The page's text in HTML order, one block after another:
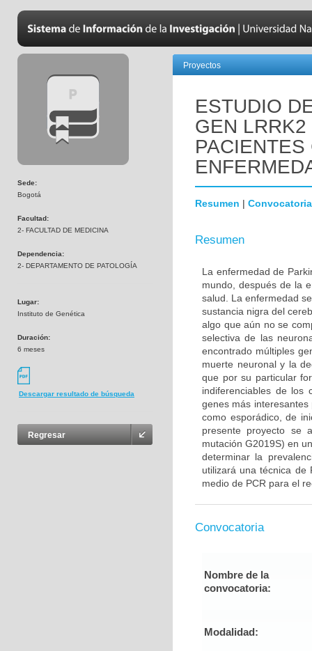
Sede:
Bogotá
Facultad:
2- FACULTAD DE MEDICINA
Dependencia:
2- DEPARTAMENTO DE PATOLOGÍA
Lugar:
Instituto de Genética
Duración:
6 meses
Descargar resultado de búsqueda
Regresar
Proyectos
ESTUDIO
GEN LRRK2
Resumen | Convocatoria
Resumen
La enfermedad de
mundo, después de la
salud. La enfermedad
sustancia nigra del
algo que aún no se
selectiva de las
encontrado múltiples
muerte neuronal y la
que por su particular
indiferenciables de los
genes más
como esporádico, de
presente proyecto se
mutación G2019S) en
determinar la
utilizará una técnica de
medio de PCR para el
Convocatoria
Nombre de la
convocatoria:
Modalidad: